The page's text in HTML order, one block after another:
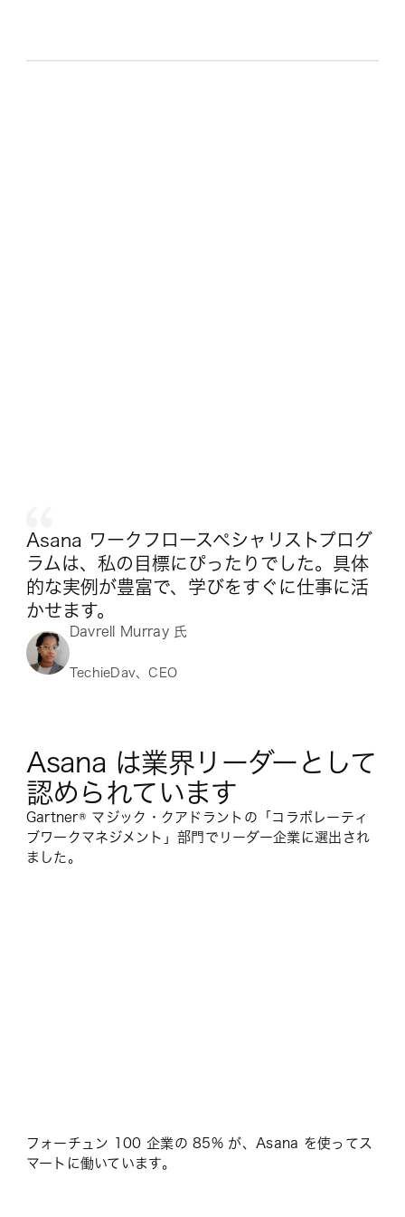
Asana ワークフロースペシャリストプログ
ラムは、私の目標にぴったりでした。具体
的な実例が豊富で、学びをすぐに仕事に活
かせます。
Davrell Murray 氏
TechieDav、CEO
Asana は業界リーダーとして
認められています
Gartner® マジック・クアドラントの「コラボレーティ
ブワークマネジメント」部門でリーダー企業に選出され
ました。
フォーチュン 100 企業の 85% が、Asana を使ってス
マートに働いています。